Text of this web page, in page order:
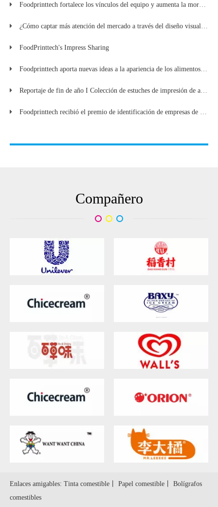
Foodprinttech fortalece los vínculos del equipo y aumenta la moral con una reciente salida de la empresa
¿Cómo captar más atención del mercado a través del diseño visual de alimentos?
FoodPrinttech's Impress Sharing
Foodprinttech aporta nuevas ideas a la apariencia de los alimentos del Año Nuevo chino
Reportaje de fin de año I Colección de estuches de impresión de alimentos Foodprinttech 2024
Foodprinttech recibió el premio de identificación de empresas de alta tecnología
Compañero
Enlaces amigables: Tinta comestible Papel comestible
Bolígrafos
comestibles